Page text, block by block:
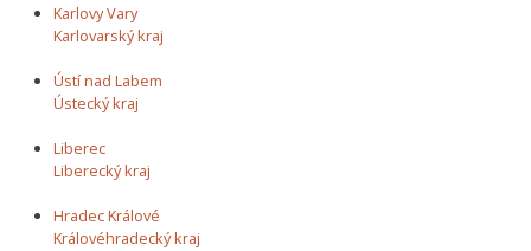
Karlovy Vary
Karlovarský kraj
Ústí nad Labem
Ústecký kraj
Liberec
Liberecký kraj
Hradec Králové
Královéhradecký kraj